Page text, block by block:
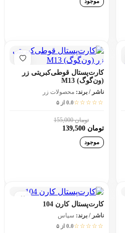
کارت‌پستال قوطی‌کبریتی زر
(ون‌گوگ) M13
ناشر / برند: محصولات زر
☆☆☆☆☆0.0 از ۵
تومان 155,000
تومان 139,500
موجود
کارت‌پستال کارن 104
ناشر / برند: سپاس
☆☆☆☆☆0.0 از ۵